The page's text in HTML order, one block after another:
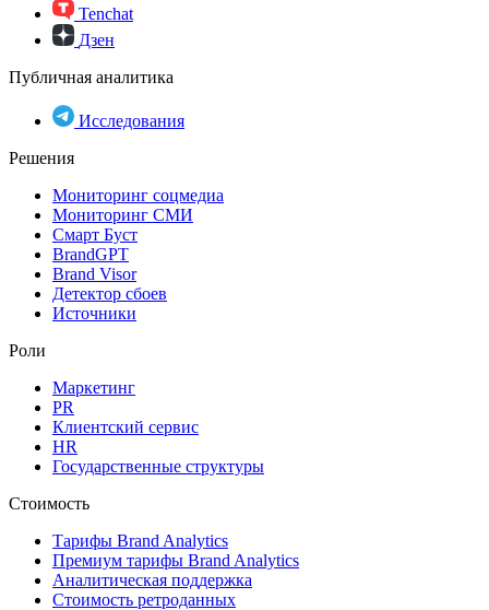
Tenchat
Дзен
Публичная аналитика
Исследования
Решения
Мониторинг соцмедиа
Мониторинг СМИ
Смарт Буст
BrandGPT
Brand Visor
Детектор сбоев
Источники
Роли
Маркетинг
PR
Клиентский сервис
HR
Государственные структуры
Стоимость
Тарифы Brand Analytics
Премиум тарифы Brand Analytics
Аналитическая поддержка
Стоимость ретроданных